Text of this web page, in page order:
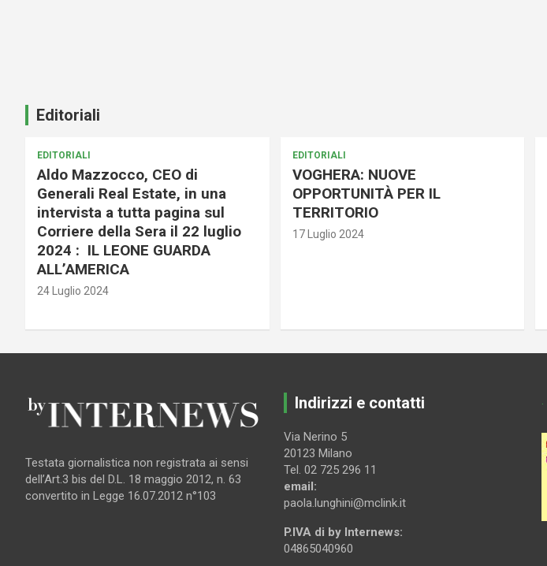
Editoriali
EDITORIALI
Aldo Mazzocco, CEO di
Generali Real Estate, in una
intervista a tutta pagina sul
Corriere della Sera il 22 luglio
2024 : IL LEONE GUARDA
ALL’AMERICA
24 Luglio 2024
EDITORIALI
VOGHERA: NUOVE
OPPORTUNITÀ PER IL
TERRITORIO
17 Luglio 2024
Testata giornalistica non registrata ai sensi
dell’Art.3 bis del D.L. 18 maggio 2012, n. 63
convertito in Legge 16.07.2012 n°103
Indirizzi e contatti
Via Nerino 5
20123 Milano
Tel. 02 725 296 11
email:
paola.lunghini@mclink.it
P.IVA di by Internews:
04865040960
.